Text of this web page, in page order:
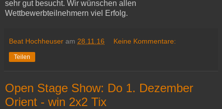
sehr gut besucht. Wir wünschen allen
Wettbewerbteilnehmern viel Erfolg.
Beat Hochheuser am 28.11.16 Keine Kommentare:
Teilen
Open Stage Show: Do 1. Dezember
Orient - win 2x2 Tix